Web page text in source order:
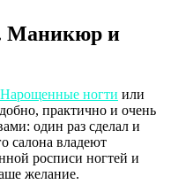
Маникюр и
Нарощенные ногти или
практично и очень
один раз сделал и
салона владеют
росписи ногтей и
желание.